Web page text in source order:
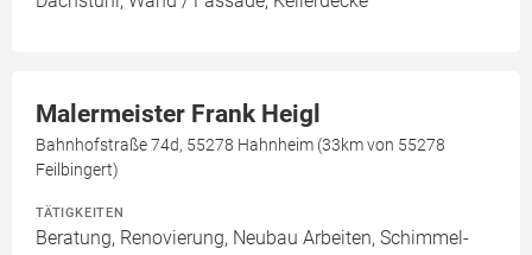
Malermeister Frank Heigl
Bahnhofstraße 74d, 55278 Hahnheim (33km von 55278
Feilbingert)
TÄTIGKEITEN
Beratung, Renovierung, Neubau Arbeiten, Schimmel-